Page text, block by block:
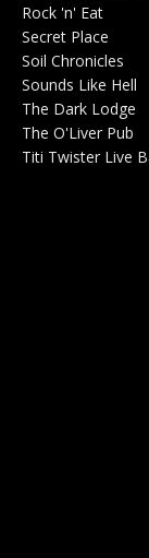
Rock 'n' Eat
Secret Place
Soil Chronicles
Sounds Like Hell
The Dark Lodge
The O'Liver Pub
Titi Twister Live